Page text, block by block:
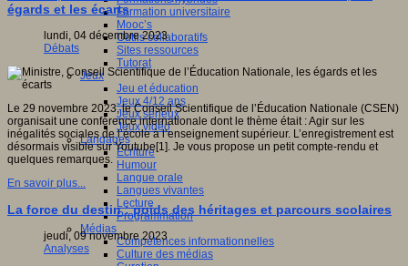
Formation universitaire
Mooc’s
Outils collaboratifs
Sites ressources
Tutorat
Jeux
Jeu et éducation
Jeux 4/12 ans
Jeux sérieux
Jeux vidéo
Langages
Ecriture
Humour
Langue orale
Langues vivantes
Lecture
Programmation
Médias
Compétences informationnelles
Culture des médias
égards et les écarts
lundi, 04 décembre 2023
Débats
Le 29 novembre 2023, le Conseil Scientifique de l’Éducation Nationale (CSEN)
organisait une conférence internationale dont le thème était : Agir sur les
inégalités sociales de l’école à l’enseignement supérieur. L’enregistrement est
désormais visible sur Youtube[1]. Je vous propose un petit compte-rendu et
quelques remarques.
En savoir plus...
La force du destin : poids des héritages et parcours scolaires
jeudi, 09 novembre 2023
Analyses